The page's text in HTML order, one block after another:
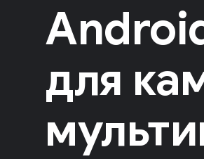
для